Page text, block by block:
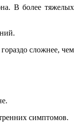
В более тяжелых
сложнее, чем
симптомов.